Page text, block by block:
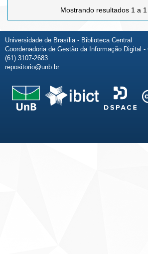
Mostrando resultados 1 a 1
Universidade de Brasília - Biblioteca Central
Coordenadoria de Gestão da Informação Digital -
(61) 3107-2683
repositorio@unb.br